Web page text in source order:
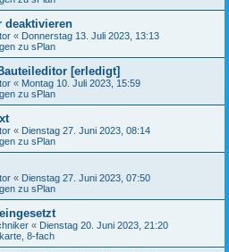
deaktivieren
« Donnerstag 13. Juli 2023, 13:13
zu sPlan
[erledigt]
« Montag 10. Juli 2023, 15:59
zu sPlan
« Dienstag 27. Juni 2023, 08:14
zu sPlan
« Dienstag 27. Juni 2023, 07:50
zu sPlan
« Dienstag 20. Juni 2023, 21:20
8-fach